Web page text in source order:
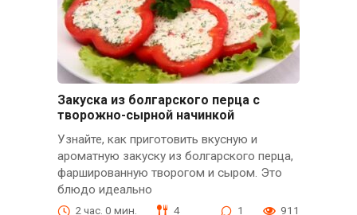
Закуска из болгарского перца с
творожно-сырной начинкой
Узнайте, как приготовить вкусную и
ароматную закуску из болгарского перца,
фаршированную творогом и сыром. Это
блюдо идеально
2 час. 0 мин. 4 1 911